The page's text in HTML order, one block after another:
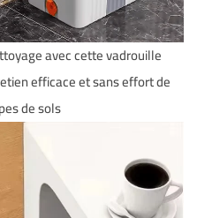
avec cette vadrouille
efficace et sans effort de
de sols.